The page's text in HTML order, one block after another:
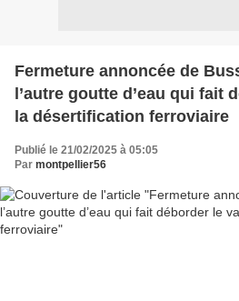
Fermeture annoncée de
l’autre goutte d’eau qui fait
la désertification ferroviaire
Publié le 21/02/2025 à 05:05
Par montpellier56